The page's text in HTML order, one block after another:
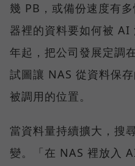
幾 PB，或備份速度有
器裡的資料要如何被
年起，把公司發展定調
試圖讓 NAS 從資料保
被調用的位置。
當資料量持續擴大，搜
變。「在 NAS 裡放入